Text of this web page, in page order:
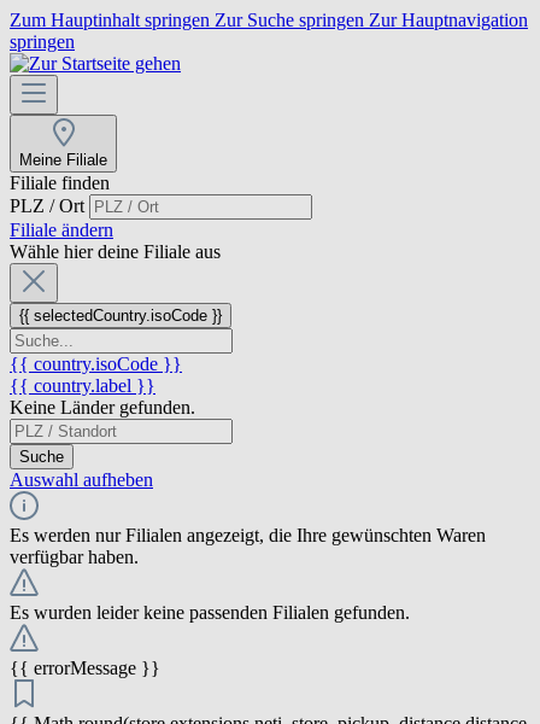
Zum Hauptinhalt springen Zur Suche springen Zur Hauptnavigation
springen
Meine Filiale
Filiale finden
PLZ / Ort
Filiale ändern
Wähle hier deine Filiale aus
{{ selectedCountry.isoCode }}
{{ country.isoCode }}
{{ country.label }}
Keine Länder gefunden.
Suche
Auswahl aufheben
Es werden nur Filialen angezeigt, die Ihre gewünschten Waren
verfügbar haben.
Es wurden leider keine passenden Filialen gefunden.
{{ errorMessage }}